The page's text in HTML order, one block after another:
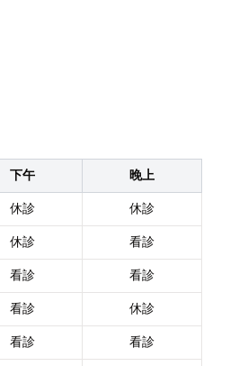
下午
晚上
休診
休診
休診
看診
看診
看診
看診
休診
看診
看診